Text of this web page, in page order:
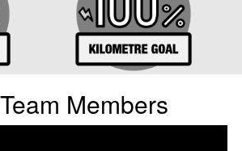
Members